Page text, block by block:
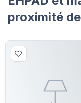
proximité